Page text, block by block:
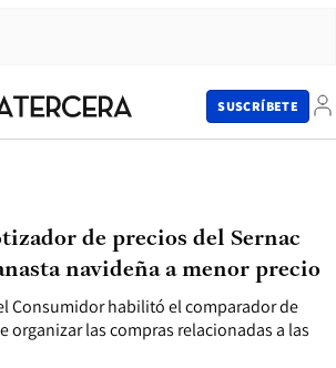
SUSCRÍBETE
Consumidor habilitó el comparador de
organizar las compras relacionadas a las
de precios del Sernac
navideña a menor precio